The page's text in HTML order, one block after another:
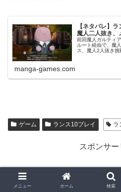
【ネタバレ】
魔人二人抜き、
前回魔人ガルティ
ルート経由で、魔
ス、魔人2人抜き挑
manga-games.com
ゲーム ランス10プレイ ラ
スポンサー
メニュー ホーム 検索